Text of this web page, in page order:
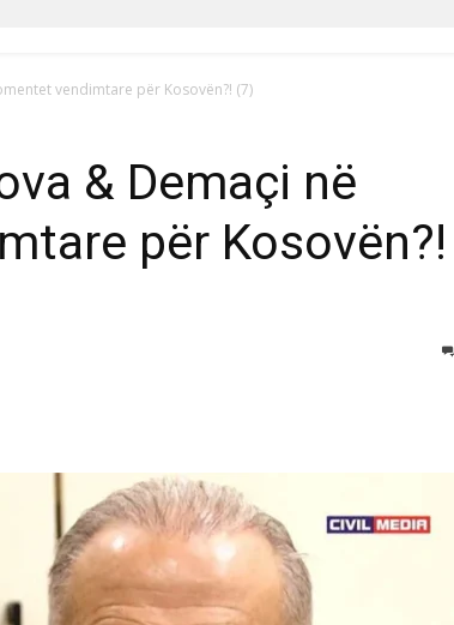
vendimtare për Kosovën?! (7)
& Demaçi në
për Kosovën?!